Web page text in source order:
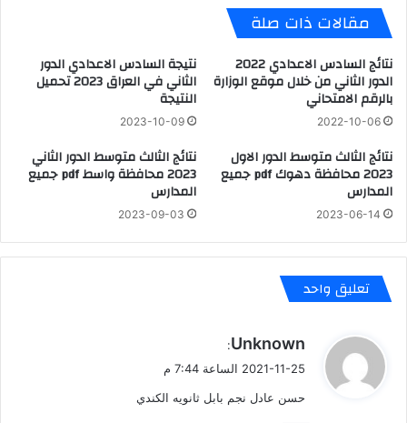
مقالات ذات صلة
نتائج السادس الاعدادي 2022
الدور الثاني من خلال موقع الوزارة
بالرقم الامتحاني
2022-10-06
نتيجة السادس الاعدادي الدور
الثاني في العراق 2023 تحميل
النتيجة
2023-10-09
نتائج الثالث متوسط الدور الاول
2023 محافظة دهوك pdf جميع
المدارس
2023-06-14
نتائج الثالث متوسط الدور الثاني
2023 محافظة واسط pdf جميع
المدارس
2023-09-03
تعليق واحد
ي
ل
Unknown
:
2021-11-25 الساعة 7:44 م
حسن عادل نجم بابل ثانويه الكندي